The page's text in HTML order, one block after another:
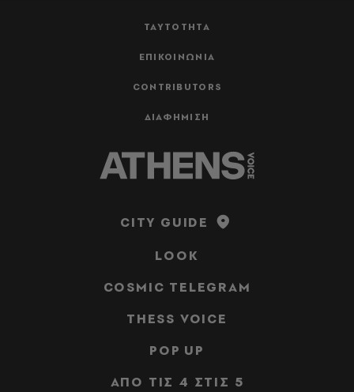
ΤΑΥΤΟΤΗΤΑ
ΕΠΙΚΟΙΝΩΝΙΑ
CONTRIBUTORS
ΔΙΑΦΗΜΙΣΗ
CITY GUIDE
LOOK
COSMIC TELEGRAM
THESS VOICE
POP UP
ΑΠΟ ΤΙΣ 4 ΣΤΙΣ 5